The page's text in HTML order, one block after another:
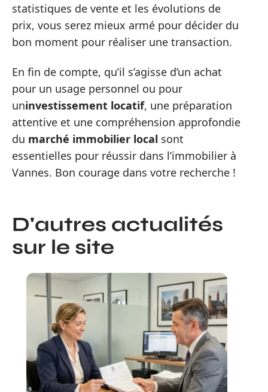
statistiques de vente et les évolutions de
prix, vous serez mieux armé pour décider du
bon moment pour réaliser une transaction.
En fin de compte, qu’il s’agisse d’un achat
pour un usage personnel ou pour
uninvestissement locatif, une préparation
attentive et une compréhension approfondie
du marché immobilier local sont
essentielles pour réussir dans l’immobilier à
Vannes. Bon courage dans votre recherche !
D'autres actualités
sur le site